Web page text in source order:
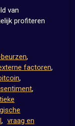
van
profiteren
,
factoren,
,
,
, vraag en